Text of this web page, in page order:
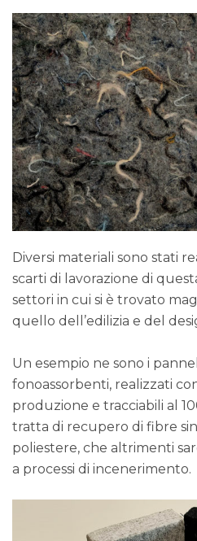
Diversi materiali sono stati
scarti di lavorazione di
settori in cui si è trovato
quello dell’edilizia e del
Un esempio ne sono i
fonoassorbenti, realizzati
produzione e tracciabili al
tratta di recupero di fibre
poliestere, che altrimenti
a processi di incenerimento.